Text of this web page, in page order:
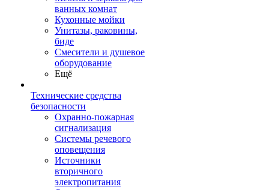
ванных комнат
Кухонные мойки
Унитазы, раковины,
биде
Смесители и душевое
оборудование
Ещё
Технические средства
безопасности
Охранно-пожарная
сигнализация
Системы речевого
оповещения
Источники
вторичного
электропитания